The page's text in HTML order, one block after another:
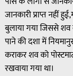
जानकारी प्राप्त नहीं
बुलाया गया जिससे शव
पाने की दशा में
कराकर शव को
रखवाया गया था।